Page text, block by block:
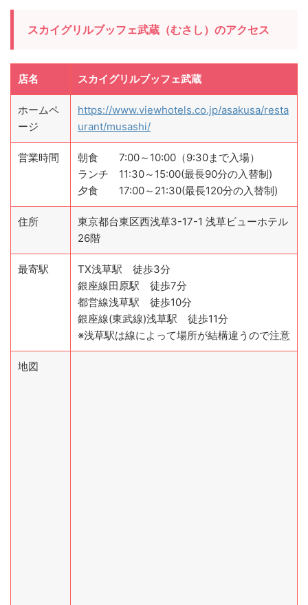
スカイグリルブッフェ武蔵（むさし）のアクセス
店名 スカイグリルブッフェ武蔵
ホームペ
ージ
https://www.viewhotels.co.jp/asakusa/resta
urant/musashi/
営業時間
朝食 7:00～10:00（9:30まで入場）
ランチ 11:30～15:00(最長90分の入替制)
夕食 17:00～21:30(最長120分の入替制)
住所
東京都台東区西浅草3-17-1 浅草ビューホテル
26階
最寄駅
TX浅草駅 徒歩3分
銀座線田原駅 徒歩7分
都営線浅草駅 徒歩10分
銀座線(東武線)浅草駅 徒歩11分
※浅草駅は線によって場所が結構違うので注意
地図